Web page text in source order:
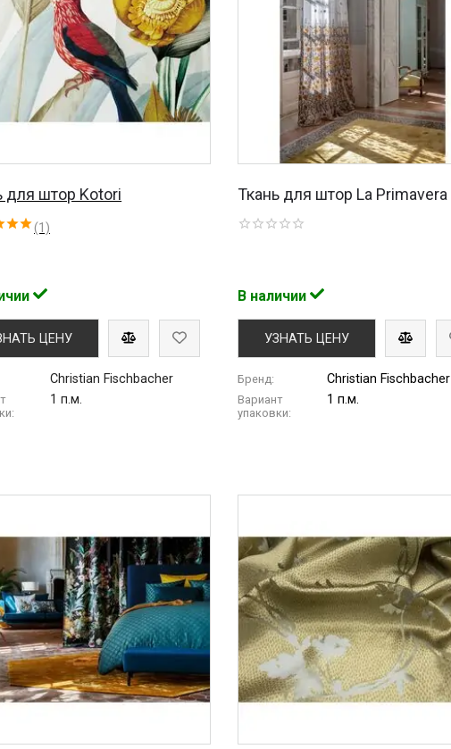
для штор Kotori
(1)
ЦЕНУ
Christian Fischbacher
1 п.м.
Ткань для штор La Primavera
В наличии
УЗНАТЬ ЦЕНУ
Бренд: Christian Fischbacher
Вариант
упаковки:
1 п.м.